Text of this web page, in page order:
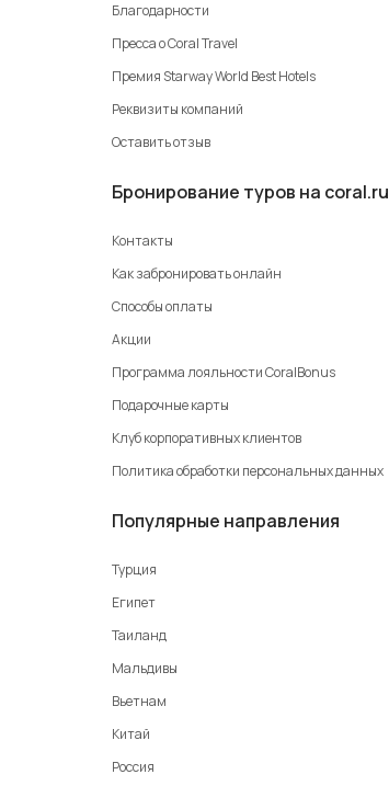
Благодарности
Пресса о Coral Travel
Премия Starway World Best Hotels
Реквизиты компаний
Оставить отзыв
Бронирование туров на coral.ru
Контакты
Как забронировать онлайн
Способы оплаты
Акции
Программа лояльности CoralBonus
Подарочные карты
Клуб корпоративных клиентов
Политика обработки персональных данных
Популярные направления
Турция
Египет
Таиланд
Мальдивы
Вьетнам
Китай
Россия